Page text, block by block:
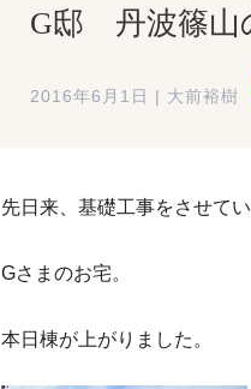
G邸 丹波篠
2016年6月1日 大前裕樹
先日来、基礎工事をさせて
Gさまのお宅。
本日棟が上がりました。